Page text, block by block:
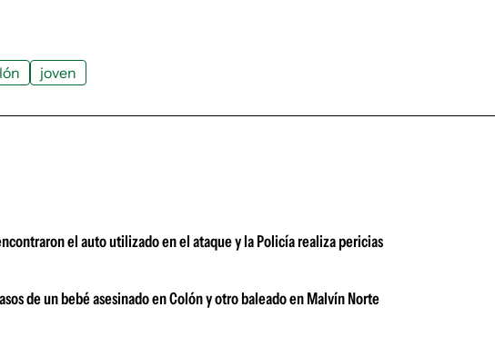
joven
el auto utilizado en el ataque y la Policía realiza pericias
de un bebé asesinado en Colón y otro baleado en Malvín Norte